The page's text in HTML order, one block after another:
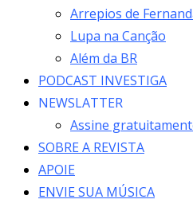
Arrepios de
Lupa na Canção
Além da BR
PODCAST INVESTIGA
NEWSLATTER
Assine
SOBRE A REVISTA
APOIE
ENVIE SUA MÚSICA